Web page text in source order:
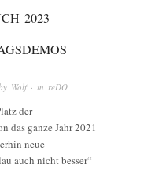
2023
Wolf· inreDO
der
das ganze Jahr 2021
neue
auch nicht besser“